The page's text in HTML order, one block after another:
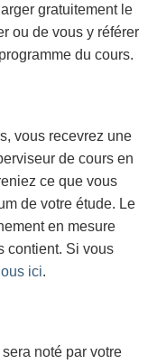
gratuitement le
ou de vous y référer
du cours.
vous recevrez une
de cours en
ce que vous
de votre étude. Le
en mesure
contient. Si vous
ici.
noté par votre